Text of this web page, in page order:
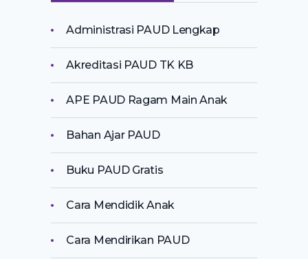
Administrasi PAUD Lengkap
Akreditasi PAUD TK KB
APE PAUD Ragam Main Anak
Bahan Ajar PAUD
Buku PAUD Gratis
Cara Mendidik Anak
Cara Mendirikan PAUD